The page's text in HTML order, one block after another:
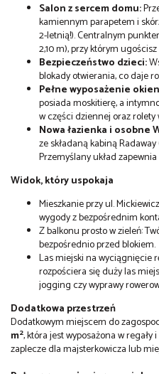
Salon z sercem domu:
kamiennym parapetem i
2-letnią!). Centralnym
2,10 m), przy którym ugościsz
Bezpieczeństwo dzieci:
blokady otwierania, co daje
Pełne wyposażenie
posiada moskitierę, a
w części dziennej oraz rolety
Nowa łazienka i osobne
ze składaną kabiną
Przemyślany układ
Widok, który uspokaja
Mieszkanie przy ul.
wygody z bezpośrednim
Z balkonu prosto w zieleń:
bezpośrednio przed blokiem.
Las miejski na wyciągnięcie
rozpościera się duży las
jogging czy wyprawy
Dodatkowa przestrzeń
Dodatkowym miejscem do
m2, która jest wyposażona w regały
zaplecze dla majsterkowicza lub